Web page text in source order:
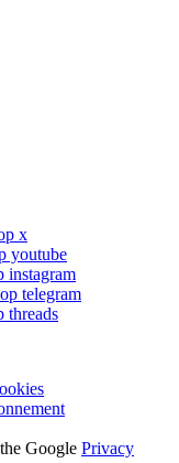
x
youtube
instagram
telegram
threads
Google Privacy